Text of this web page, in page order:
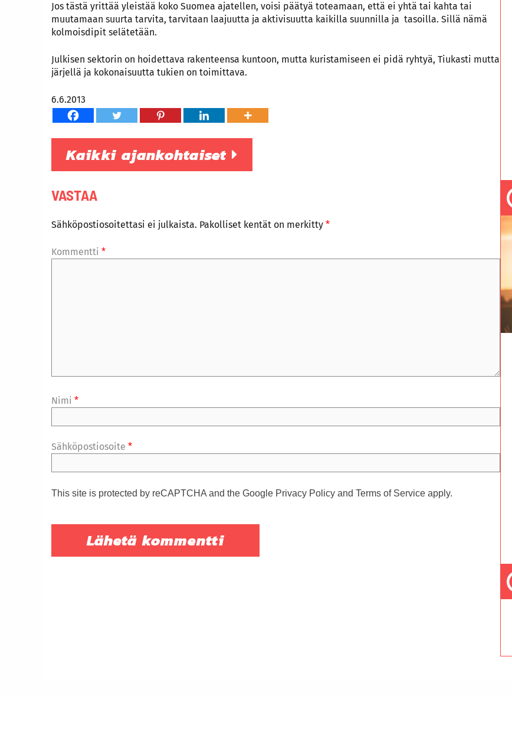
Jos tästä yrittää yleistää koko Suomea ajatellen, voisi päätyä toteamaan, että ei yhtä tai kahta tai
muutamaan suurta tarvita, tarvitaan laajuutta ja aktivisuutta kaikilla suunnilla ja tasoilla. Sillä nämä
kolmoisdipit selätetään.
Julkisen sektorin on hoidettava rakenteensa kuntoon, mutta kuristamiseen ei pidä ryhtyä, Tiukasti mutta
järjellä ja kokonaisuutta tukien on toimittava.
6.6.2013
Kaikki ajankohtaiset
VASTAA
Sähköpostiosoitettasi ei julkaista. Pakolliset kentät on merkitty *
Kommentti *
Nimi *
Sähköpostiosoite *
This site is protected by reCAPTCHA and the Google Privacy Policy and Terms of Service apply.